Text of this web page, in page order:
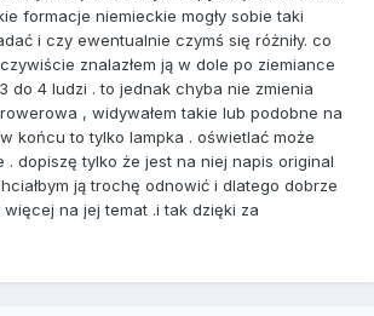
formacje niemieckie mogły sobie taki
i czy ewentualnie czymś się różniły. co
znalazłem ją w dole po ziemiance
do 4 ludzi . to jednak chyba nie zmienia
, widywałem takie lub podobne na
końcu to tylko lampka . oświetlać może
. dopiszę tylko że jest na niej napis original
ją trochę odnowić i dlatego dobrze
więcej na jej temat .i tak dzięki za